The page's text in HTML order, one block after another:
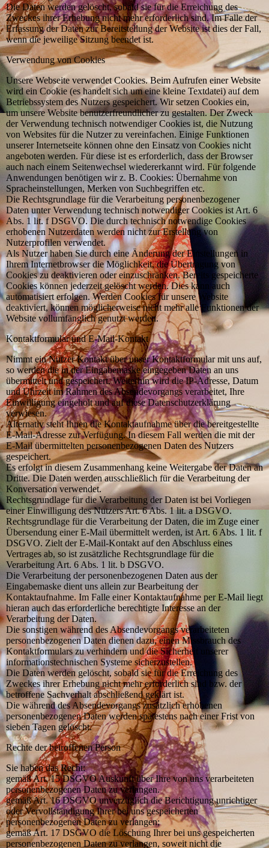
Die Daten werden gelöscht, sobald sie für die Erreichung des
Zweckes ihrer Erhebung nicht mehr erforderlich sind. Im Falle der
Erfassung der Daten zur Bereitstellung der Website ist dies der Fall,
wenn die jeweilige Sitzung beendet ist.
Verwendung von Cookies
Unsere Webseite verwendet Cookies. Beim Aufrufen einer Website
wird ein Cookie (es handelt sich um eine kleine Textdatei) auf dem
Betriebssystem des Nutzers gespeichert. Wir setzen Cookies ein,
um unsere Website benutzerfreundlicher zu gestalten. Der Zweck
der Verwendung technisch notwendiger Cookies ist, die Nutzung
von Websites für die Nutzer zu vereinfachen. Einige Funktionen
unserer Internetseite können ohne den Einsatz von Cookies nicht
angeboten werden. Für diese ist es erforderlich, dass der Browser
auch nach einem Seitenwechsel wiedererkannt wird. Für folgende
Anwendungen benötigen wir z. B. Cookies: Übernahme von
Spracheinstellungen, Merken von Suchbegriffen etc.
Die Rechtsgrundlage für die Verarbeitung personenbezogener
Daten unter Verwendung technisch notwendiger Cookies ist Art. 6
Abs. 1 lit. f DSGVO. Die durch technisch notwendige Cookies
erhobenen Nutzerdaten werden nicht zur Erstellung von
Nutzerprofilen verwendet.
Als Nutzer haben Sie durch eine Änderung der Einstellungen in
Ihrem Internetbrowser die Möglichkeit, die Übertragung von
Cookies zu deaktivieren oder einzuschränken. Bereits gespeicherte
Cookies können jederzeit gelöscht werden. Dies kann auch
automatisiert erfolgen. Werden Cookies für unsere Website
deaktiviert, können möglicherweise nicht mehr alle Funktionen der
Website vollumfänglich genutzt werden.
Kontaktformular und E-Mail-Kontakt
Nimmt ein Nutzer Kontakt über unser Kontaktformular mit uns auf,
so werden die in der Eingabemaske eingegeben Daten an uns
übermittelt und gespeichert. Weiterhin wird die IP-Adresse, Datum
und Uhrzeit im Rahmen des Absendevorgangs verarbeitet, Ihre
Einwilligung eingeholt und auf diese Datenschutzerklärung
verwiesen.
Alternativ steht Ihnen die Kontaktaufnahme über die bereitgestellte
E-Mail-Adresse zur Verfügung. In diesem Fall werden die mit der
E-Mail übermittelten personenbezogenen Daten des Nutzers
gespeichert.
Es erfolgt in diesem Zusammenhang keine Weitergabe der Daten an
Dritte. Die Daten werden ausschließlich für die Verarbeitung der
Konversation verwendet.
Rechtsgrundlage für die Verarbeitung der Daten ist bei Vorliegen
einer Einwilligung des Nutzers Art. 6 Abs. 1 lit. a DSGVO.
Rechtsgrundlage für die Verarbeitung der Daten, die im Zuge einer
Übersendung einer E-Mail übermittelt werden, ist Art. 6 Abs. 1 lit. f
DSGVO. Zielt der E-Mail-Kontakt auf den Abschluss eines
Vertrages ab, so ist zusätzliche Rechtsgrundlage für die
Verarbeitung Art. 6 Abs. 1 lit. b DSGVO.
Die Verarbeitung der personenbezogenen Daten aus der
Eingabemaske dient uns allein zur Bearbeitung der
Kontaktaufnahme. Im Falle einer Kontaktaufnahme per E-Mail liegt
hieran auch das erforderliche berechtigte Interesse an der
Verarbeitung der Daten.
Die sonstigen während des Absendevorgangs verarbeiteten
personenbezogenen Daten dienen dazu, einen Missbrauch des
Kontaktformulars zu verhindern und die Sicherheit unserer
informationstechnischen Systeme sicherzustellen.
Die Daten werden gelöscht, sobald sie für die Erreichung des
Zweckes ihrer Erhebung nicht mehr erforderlich sind bzw. der
betroffene Sachverhalt abschließend geklärt ist.
Die während des Absendevorgangs zusätzlich erhobenen
personenbezogenen Daten werden spätestens nach einer Frist von
sieben Tagen gelöscht.
Rechte der betroffenen Person
Sie haben das Recht:
gemäß Art. 15 DSGVO Auskunft über Ihre von uns verarbeiteten
personenbezogenen Daten zu verlangen.
gemäß Art. 16 DSGVO unverzüglich die Berichtigung unrichtiger
oder Vervollständigung Ihrer bei uns gespeicherten
personenbezogenen Daten zu verlangen;
gemäß Art. 17 DSGVO die Löschung Ihrer bei uns gespeicherten
personenbezogenen Daten zu verlangen, soweit nicht die